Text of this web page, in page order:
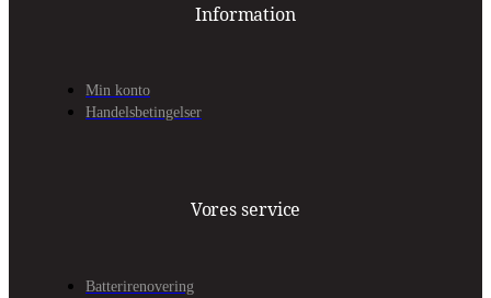
Information
Min konto
Handelsbetingelser
Vores service
Batterirenovering